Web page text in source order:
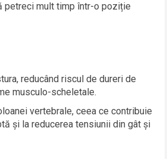
petreci mult timp într-o poziție
reducând riscul de dureri de
musculo-scheletale.
vertebrale, ceea ce contribuie
și la reducerea tensiunii din gât și